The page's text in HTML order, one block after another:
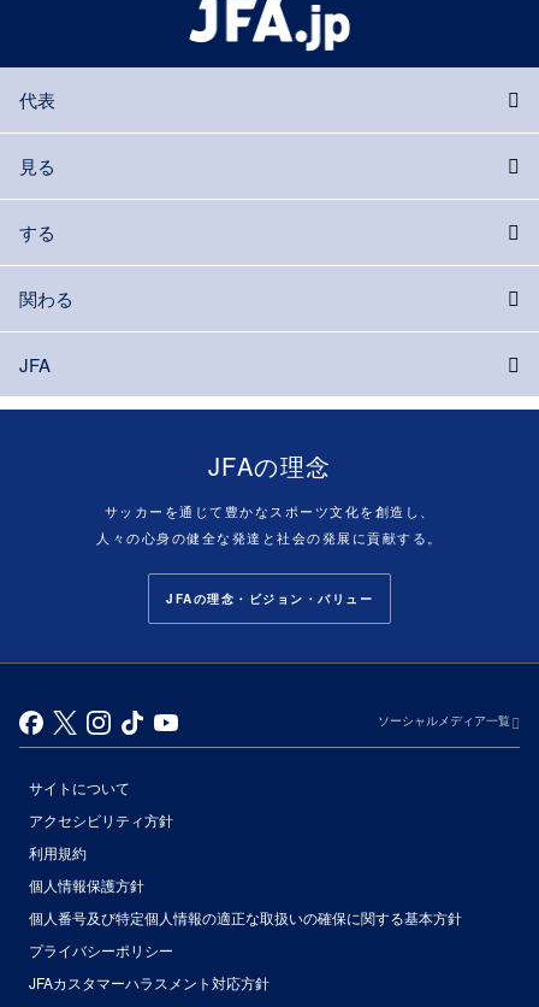
代表
見る
する
関わる
JFA
JFAの理念
サッカーを通じて豊かなスポーツ文化を創造し、
人々の心身の健全な発達と社会の発展に貢献する。
JFAの理念・ビジョン・バリュー
ソーシャルメディア一覧
サイトについて
アクセシビリティ方針
利用規約
個人情報保護方針
個人番号及び特定個人情報の適正な取扱いの確保に関する基本方針
プライバシーポリシー
JFAカスタマーハラスメント対応方針